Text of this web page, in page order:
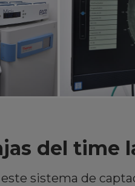
del time
este sistema de